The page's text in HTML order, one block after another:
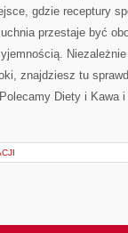
gdzie receptury
przestaje być
znajdziesz tu
Diety i Kawa